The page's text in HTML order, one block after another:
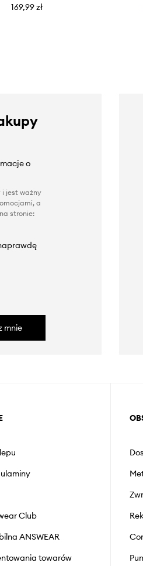
169,99 zł
o
i jest ważny
a
stronie:
mnie
Club
ANSWEAR
towarów